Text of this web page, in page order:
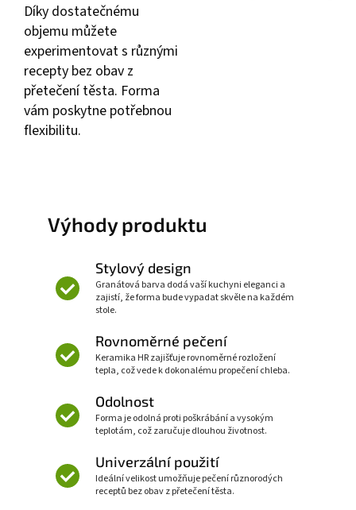
Díky dostatečnému
objemu můžete
experimentovat s různými
recepty bez obav z
přetečení těsta. Forma
vám poskytne potřebnou
flexibilitu.
Výhody produktu
Stylový design
Granátová barva dodá vaší kuchyni eleganci a
zajistí, že forma bude vypadat skvěle na každém
stole.
Rovnoměrné pečení
Keramika HR zajišťuje rovnoměrné rozložení
tepla, což vede k dokonalému propečení chleba.
Odolnost
Forma je odolná proti poškrábání a vysokým
teplotám, což zaručuje dlouhou životnost.
Univerzální použití
Ideální velikost umožňuje pečení různorodých
receptů bez obav z přetečení těsta.